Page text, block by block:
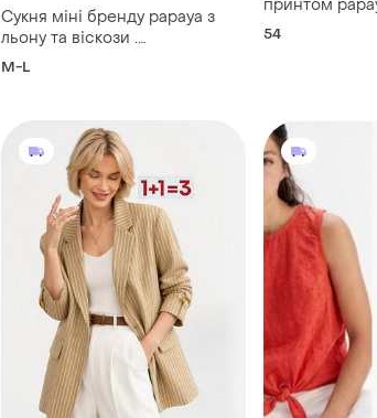
Сукня міні бренду papaya з
льону та віскози .
заміри:пог-52 см,пот-47
M-L
54